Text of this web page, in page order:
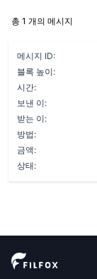
총 1 개의 메시지
메시지 ID:
블록 높이:
시간:
보낸 이:
받는 이:
방법:
금액:
상태: